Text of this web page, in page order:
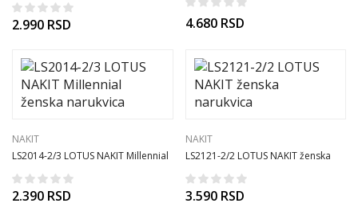
2.990 RSD 4.680 RSD
NAKIT
LS2014-2/3 LOTUS NAKIT Millennial
ženska narukvica
2.390 RSD
NAKIT
LS2121-2/2 LOTUS NAKIT ženska
narukvica
3.590 RSD